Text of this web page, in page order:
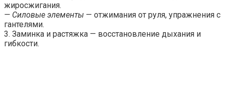
жиросжигания.
— Силовые элементы — отжимания от руля, упражнения с
гантелями.
3. Заминка и растяжка — восстановление дыхания и
гибкости.